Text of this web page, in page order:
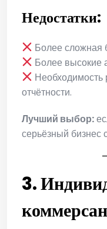
Недостатки:
Более сложная
Более высокие
Необходимость
отчётности.
Лучший выбор:
серьёзный бизнес
3.